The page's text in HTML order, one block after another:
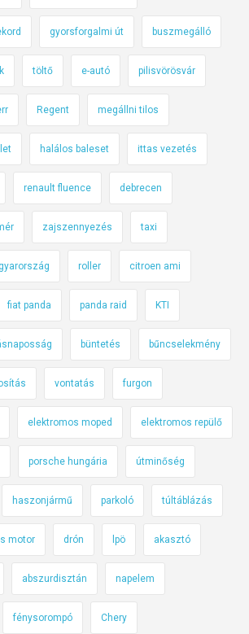
gyorsforgalmi út buszmegálló
töltő e-autó pilisvörösvár
Regent megállni tilos
halálos baleset ittas vezetés
renault fluence debrecen
zajszennyezés taxi
roller citroen ami
fiat panda panda raid KTI
büntetés bűncselekmény
vontatás furgon
elektromos moped elektromos repülő
porsche hungária útminőség
haszonjármű parkoló túltáblázás
motor drón lpö akasztó
abszurdisztán napelem
fénysorompó Chery